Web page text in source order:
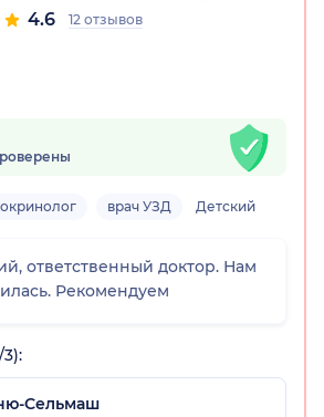
4.6 12 отзывов
врач УЗД Детский
ответственный доктор. Нам
Рекомендуем
Сельмаш